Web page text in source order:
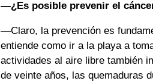
—¿Es posible prevenir el
—Claro, la prevención es
entiende como ir a la playa a
actividades al aire libre también
de veinte años, las quemaduras